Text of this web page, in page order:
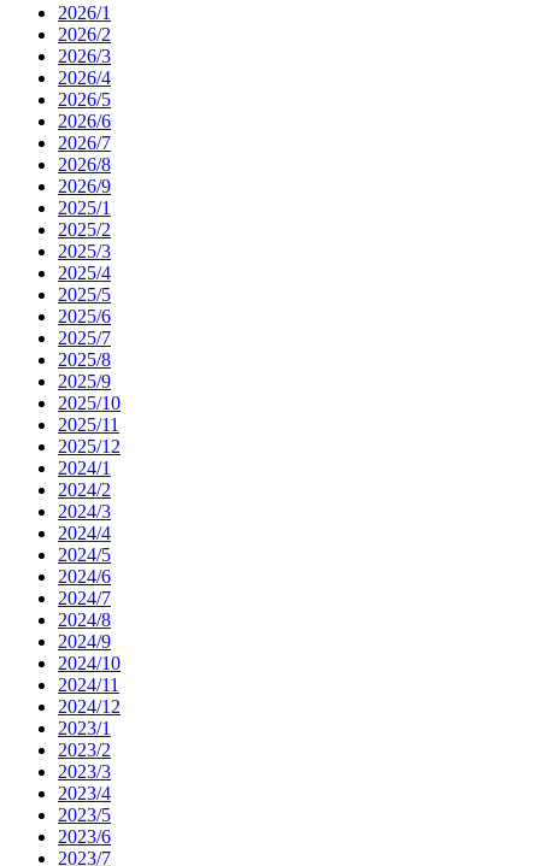
2026/1
2026/2
2026/3
2026/4
2026/5
2026/6
2026/7
2026/8
2026/9
2025/1
2025/2
2025/3
2025/4
2025/5
2025/6
2025/7
2025/8
2025/9
2025/10
2025/11
2025/12
2024/1
2024/2
2024/3
2024/4
2024/5
2024/6
2024/7
2024/8
2024/9
2024/10
2024/11
2024/12
2023/1
2023/2
2023/3
2023/4
2023/5
2023/6
2023/7